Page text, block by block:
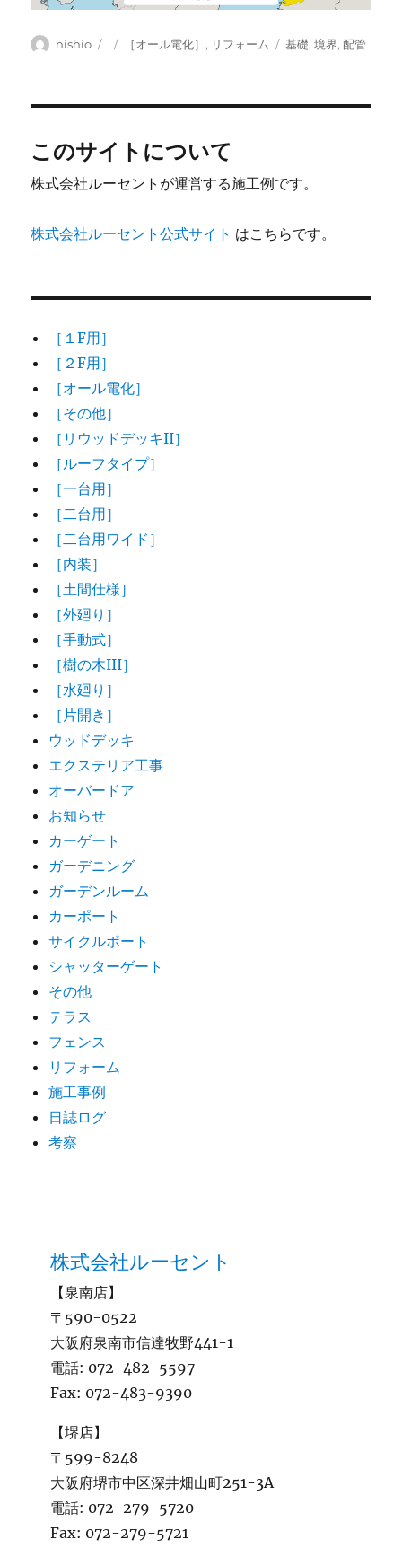
投
nishio
投
カ［オール電化］, リフォーム
タ
基礎,境界,配管
このサイトについて
株式会社ルーセントが運営する施工例です。
株式会社ルーセント公式サイト はこちらです。
［１F用］
［２F用］
［オール電化］
［その他］
［リウッドデッキII］
［ルーフタイプ］
［一台用］
［二台用］
［二台用ワイド］
［内装］
［土間仕様］
［外廻り］
［手動式］
［樹の木III］
［水廻り］
［片開き］
ウッドデッキ
エクステリア工事
オーバードア
お知らせ
カーゲート
ガーデニング
ガーデンルーム
カーポート
サイクルポート
シャッターゲート
その他
テラス
フェンス
リフォーム
施工事例
日誌ログ
考察
株式会社ルーセント
【泉南店】
〒590-0522
大阪府泉南市信達牧野441-1
電話: 072-482-5597
Fax: 072-483-9390
【堺店】
〒599-8248
大阪府堺市中区深井畑山町251-3A
電話: 072-279-5720
Fax: 072-279-5721